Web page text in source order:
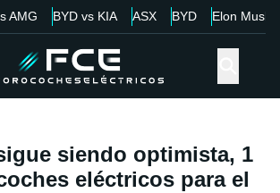
AMG BYD vs KIA ASX BYD Elon Musk
siendo optimista, 1
eléctricos para el